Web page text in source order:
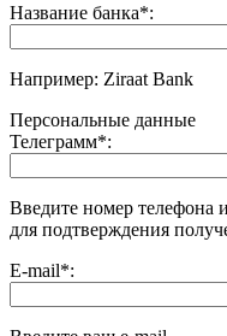
Название банка*:
Например: Ziraat Bank
Персональные данные
Телеграмм*:
Введите номер телефона
для подтверждения
E-mail*: